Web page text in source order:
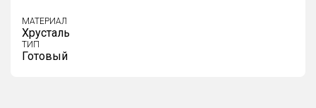
МАТЕРИАЛ
Хрусталь
ТИП
Готовый